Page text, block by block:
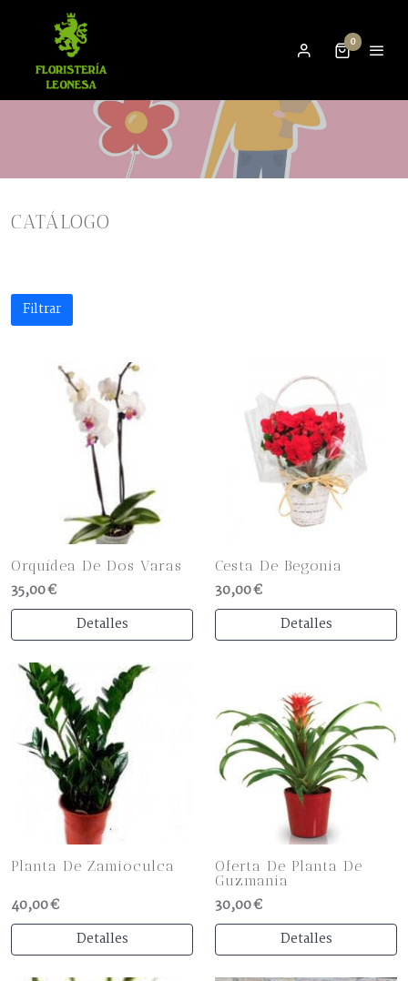
0
CATÁLOGO
Filtrar
Orquídea De Dos Varas
35,00 €
Detalles
Cesta De Begonia
30,00 €
Detalles
Planta De Zamioculca
40,00 €
Detalles
Oferta De Planta De
Guzmania
30,00 €
Detalles